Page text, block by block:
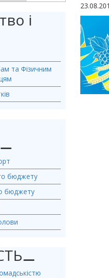
і
та Фізичним
⚊
бюджету
бюджету
⚊